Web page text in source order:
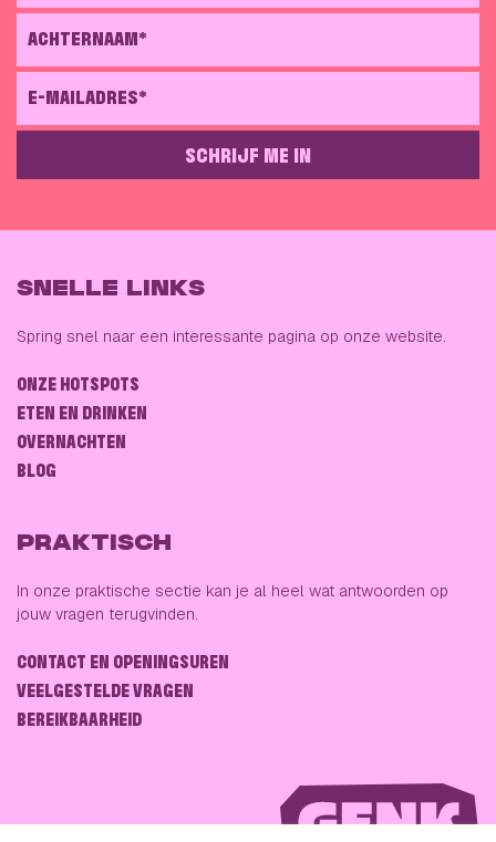
ACHTERNAAM*
E-MAILADRES*
GELIEVE DIT VELD LEEG TE LATEN
SCHRIJF ME IN
SNELLE LINKS
Spring snel naar een interessante pagina op onze website.
ONZE HOTSPOTS
ETEN EN DRINKEN
OVERNACHTEN
BLOG
PRAKTISCH
In onze praktische sectie kan je al heel wat antwoorden op
jouw vragen terugvinden.
CONTACT EN OPENINGSUREN
VEELGESTELDE VRAGEN
BEREIKBAARHEID